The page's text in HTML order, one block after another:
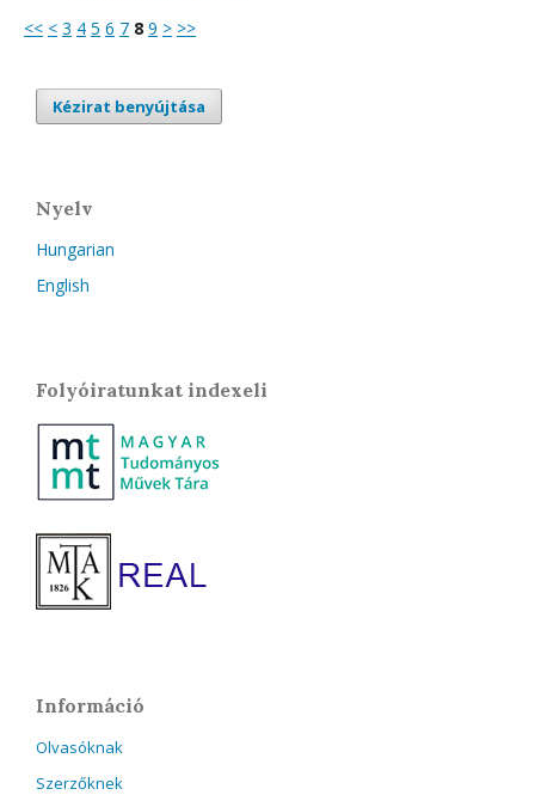
<< < 3 4 5 6 7 8 9 > >>
Kézirat benyújtása
Nyelv
Hungarian
English
Folyóiratunkat indexeli
Információ
Olvasóknak
Szerzőknek